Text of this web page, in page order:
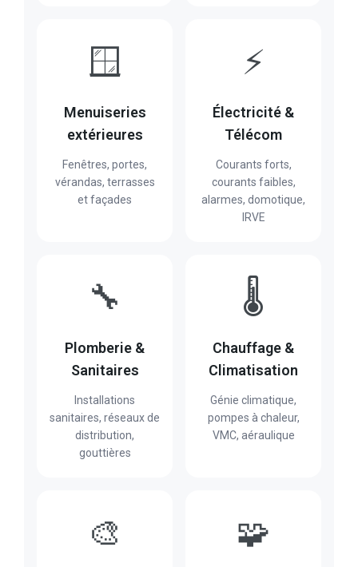
🪟
Menuiseries
extérieures
Fenêtres, portes,
vérandas, terrasses
et façades
⚡
Électricité &
Télécom
Courants forts,
courants faibles,
alarmes, domotique,
IRVE
🔧
Plomberie &
Sanitaires
Installations
sanitaires, réseaux de
distribution,
gouttières
🌡️
Chauffage &
Climatisation
Génie climatique,
pompes à chaleur,
VMC, aéraulique
🎨 🧩